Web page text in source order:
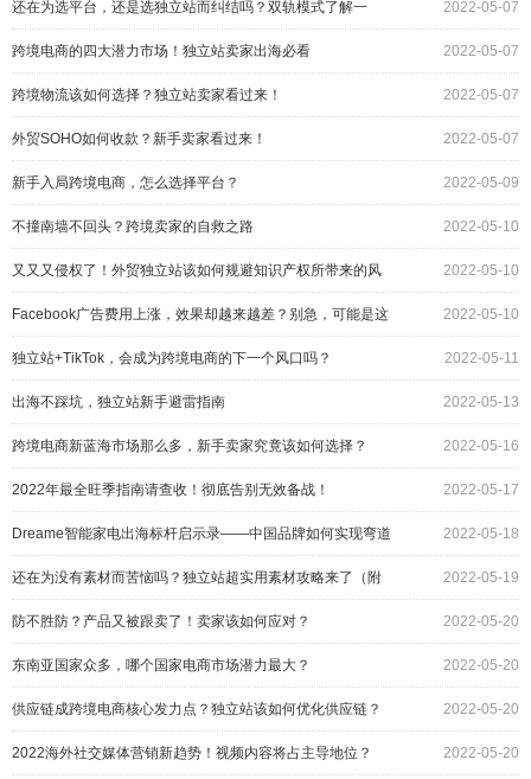
还在为选平台，还是选独立站而纠结吗？双轨模式了解一
下！
2022-05-07
跨境电商的四大潜力市场！独立站卖家出海必看 2022-05-07
跨境物流该如何选择？独立站卖家看过来！ 2022-05-07
外贸SOHO如何收款？新手卖家看过来！ 2022-05-07
新手入局跨境电商，怎么选择平台？ 2022-05-09
不撞南墙不回头？跨境卖家的自救之路 2022-05-10
又又又侵权了！外贸独立站该如何规避知识产权所带来的风
险？
2022-05-10
Facebook广告费用上涨，效果却越来越差？别急，可能是这
个原因
2022-05-10
独立站+TikTok，会成为跨境电商的下一个风口吗？ 2022-05-11
出海不踩坑，独立站新手避雷指南 2022-05-13
跨境电商新蓝海市场那么多，新手卖家究竟该如何选择？ 2022-05-16
2022年最全旺季指南请查收！彻底告别无效备战！ 2022-05-17
Dreame智能家电出海标杆启示录——中国品牌如何实现弯道
超车？
2022-05-18
还在为没有素材而苦恼吗？独立站超实用素材攻略来了（附
赠工具）
2022-05-19
防不胜防？产品又被跟卖了！卖家该如何应对？ 2022-05-20
东南亚国家众多，哪个国家电商市场潜力最大？ 2022-05-20
供应链成跨境电商核心发力点？独立站该如何优化供应链？ 2022-05-20
2022海外社交媒体营销新趋势！视频内容将占主导地位？ 2022-05-20